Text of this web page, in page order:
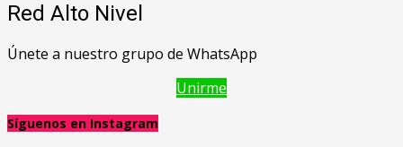
Red Alto Nivel
Únete a nuestro grupo de WhatsApp
Unirme
Síguenos en Instagram